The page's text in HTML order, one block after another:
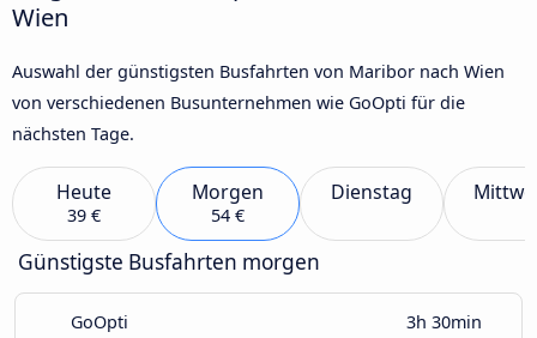
Wien
Auswahl der günstigsten Busfahrten von Maribor nach Wien
von verschiedenen Busunternehmen wie GoOpti für die
nächsten Tage.
Heute
39 €
Morgen
54 €
Dienstag
Günstigste Busfahrten morgen
GoOpti 3h 30min